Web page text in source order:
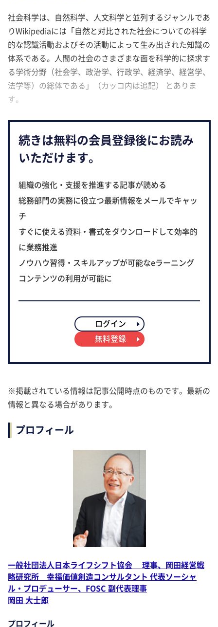
社会科学は、自然科学、人文科学と並列するジャンルであ
りWikipediaには「自然と対比された社会についての科学
的な認識活動およびその活動によって生み出された知識の
体系である。人間の社会のさまざまな面を科学的に探求す
る学術分野（社会学、政治学、行政学、経済学、経営学、
法学等）の総体である」（カッコ内は追記） とありま
す。
続きは無料の会員登録後にお読み
いただけます。
組織の強化・支援を推進する記事が読める
総務部門の実務に役立つ最新情報をメールでキャッ
チ
すぐに使える資料・書式をダウンロードして効率的
に業務推進
ノウハウ習得・スキルアップが可能なeラーニング
コンテンツの利用が可能に
ログイン
無料登録
※掲載されている情報は記事公開時点のものです。最新の
情報と異なる場合があります。
プロフィール
一般社団法人日本ライフシフト協会 理事、岡田経営戦
略研究所 幸福価値創造コンサルタント 代表ソーシャ
ル・プロデューサー、FOSC 副代表理事
岡田 大士郎
プロフィール